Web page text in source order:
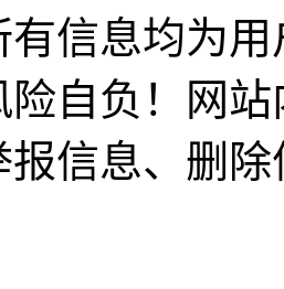
有信息均为
险自负！网
报信息、删